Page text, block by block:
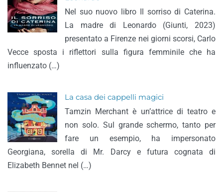
Nel suo nuovo libro Il sorriso di Caterina.
La madre di Leonardo (Giunti, 2023)
presentato a Firenze nei giorni scorsi, Carlo
Vecce sposta i riflettori sulla figura femminile che ha
influenzato (…)
La casa dei cappelli magici
Tamzin Merchant è un’attrice di teatro e
non solo. Sul grande schermo, tanto per
fare un esempio, ha impersonato
Georgiana, sorella di Mr. Darcy e futura cognata di
Elizabeth Bennet nel (…)